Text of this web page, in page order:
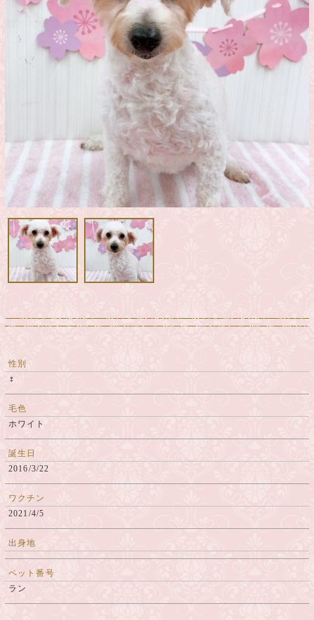
性別
♀
毛色
ホワイト
誕生日
2016/3/22
ワクチン
2021/4/5
出身地
ペット番号
ラン